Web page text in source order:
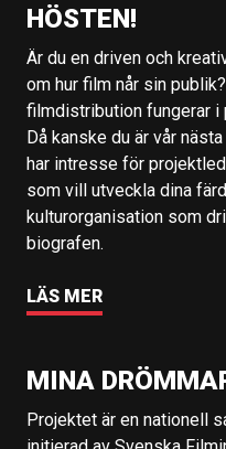
HÖSTEN!
Är du en driven och
om hur film når sin
filmdistribution fungerar i
Då kanske du är vår
har intresse för
som vill utveckla dina
kulturorganisation som
biografen.
LÄS MER
MINA
Projektet är en nationell